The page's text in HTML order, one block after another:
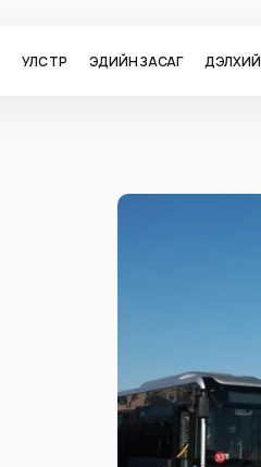
УЛС ТӨР ЭДИЙН ЗАСАГ ДЭЛХИЙ